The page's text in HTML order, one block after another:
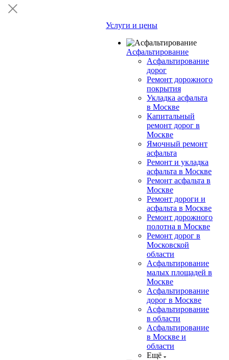
Услуги и цены
Асфальтирование
Асфальтирование
дорог
Ремонт дорожного
покрытия
Укладка асфальта
в Москве
Капитальный
ремонт дорог в
Москве
Ямочный ремонт
асфальта
Ремонт и укладка
асфальта в Москве
Ремонт асфальта в
Москве
Ремонт дороги и
асфальта в Москве
Ремонт дорожного
полотна в Москве
Ремонт дорог в
Московской
области
Асфальтирование
малых площадей в
Москве
Асфальтирование
дорог в Москве
Асфальтирование
в области
Асфальтирование
в Москве и
области
Ещё